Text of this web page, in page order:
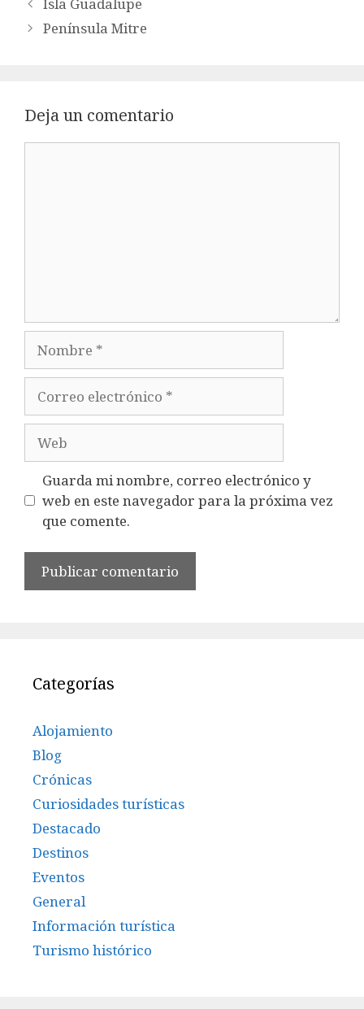
Península Mitre
Deja un comentario
Nombre
electrónico
Guarda mi nombre, correo electrónico y
web en este navegador para la próxima vez
que comente.
Categorías
Alojamiento
Blog
Crónicas
Curiosidades turísticas
Destacado
Destinos
Eventos
General
Información turística
Turismo histórico